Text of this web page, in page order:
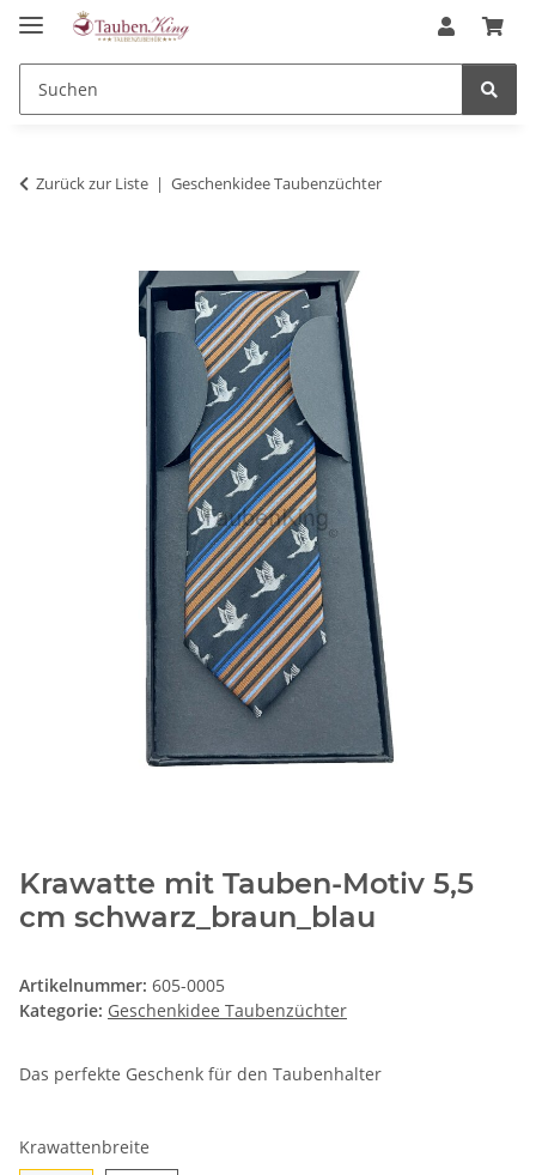
Zurück zur Liste Geschenkidee Taubenzüchter
Krawatte mit Tauben-Motiv 5,5
cm schwarz_braun_blau
Artikelnummer: 605-0005
Kategorie: Geschenkidee Taubenzüchter
Das perfekte Geschenk für den Taubenhalter
Krawattenbreite